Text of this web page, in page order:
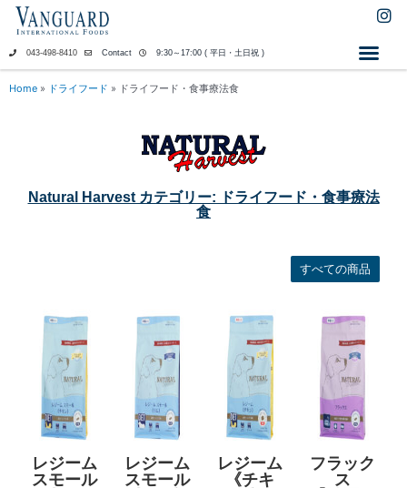
ス
キ
I
043-498-8410 Contact 9:30～17:00 ( 平日・土日祝 )
Home » ドライフード » ドライフード・食事療法食
Natural Harvest カテゴリー: ドライフード・食事療法
食
すべての商品
レジーム
スモール
レジーム
スモール
レジーム
《チキ
フラック
ス